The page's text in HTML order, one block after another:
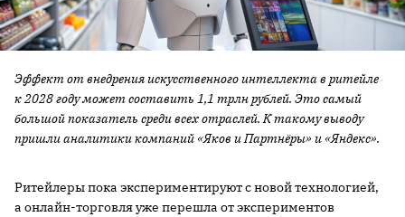
Эффект от внедрения искусственного интеллекта в ритейле
к 2028 году может составить 1,1 трлн рублей. Это самый
большой показатель среди всех отраслей. К такому выводу
пришли аналитики компаний «Яков и Партнёры» и «Яндекс».
Ритейлеры пока экспериментируют с новой технологией,
а онлайн-торговля уже перешла от экспериментов